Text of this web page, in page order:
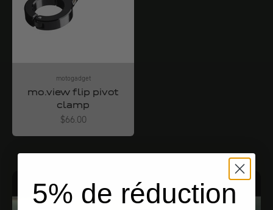
motogadget
mo.view flip pivot
clamp
Angebot
$66.00
5% de réduction